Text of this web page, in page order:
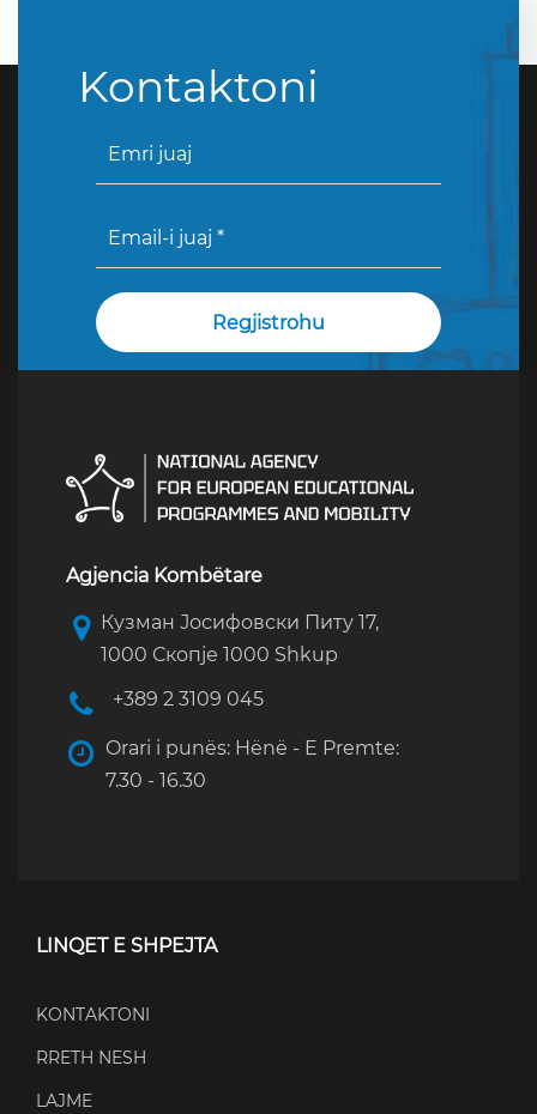
Kontaktoni
Agjencia Kombëtare
Кузман Јосифовски Питу 17,
1000 Скопје 1000 Shkup
+389 2 3109 045
Orari i punës: Hënë - E Premte:
7.30 - 16.30
LINQET E SHPEJTA
KONTAKTONI
RRETH NESH
LAJME